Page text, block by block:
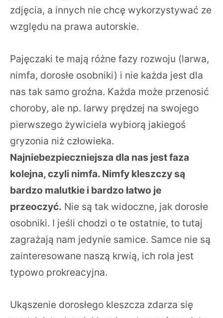
zdjęcia, a innych nie chcę wykorzystywać ze
względu na prawa autorskie.
Pajęczaki te mają różne fazy rozwoju (larwa,
nimfa, dorosłe osobniki) i nie każda jest dla
nas tak samo groźna. Każda może przenosić
choroby, ale np. larwy prędzej na swojego
pierwszego żywiciela wybiorą jakiegoś
gryzonia niż człowieka.
Najniebezpieczniejsza dla nas jest faza
kolejna, czyli nimfa. Nimfy kleszczy są
bardzo malutkie i bardzo łatwo je
przeoczyć. Nie są tak widoczne, jak dorosłe
osobniki. I jeśli chodzi o te ostatnie, to tutaj
zagrażają nam jedynie samice. Samce nie są
zainteresowane naszą krwią, ich rola jest
typowo prokreacyjna.
Ukąszenie dorosłego kleszcza zdarza się